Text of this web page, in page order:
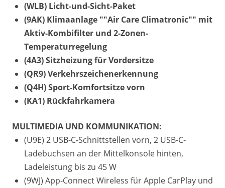
(WLB) Licht-und-Sicht-Paket
(9AK) Klimaanlage ""Air Care Climatronic"" mit
Aktiv-Kombifilter und 2-Zonen-
Temperaturregelung
(4A3) Sitzheizung für Vordersitze
(QR9) Verkehrszeichenerkennung
(Q4H) Sport-Komfortsitze vorn
(KA1) Rückfahrkamera
MULTIMEDIA UND KOMMUNIKATION:
(U9E) 2 USB-C-Schnittstellen vorn, 2 USB-C-
Ladebuchsen an der Mittelkonsole hinten,
Ladeleistung bis zu 45 W
(9WJ) App-Connect Wireless für Apple CarPlay und